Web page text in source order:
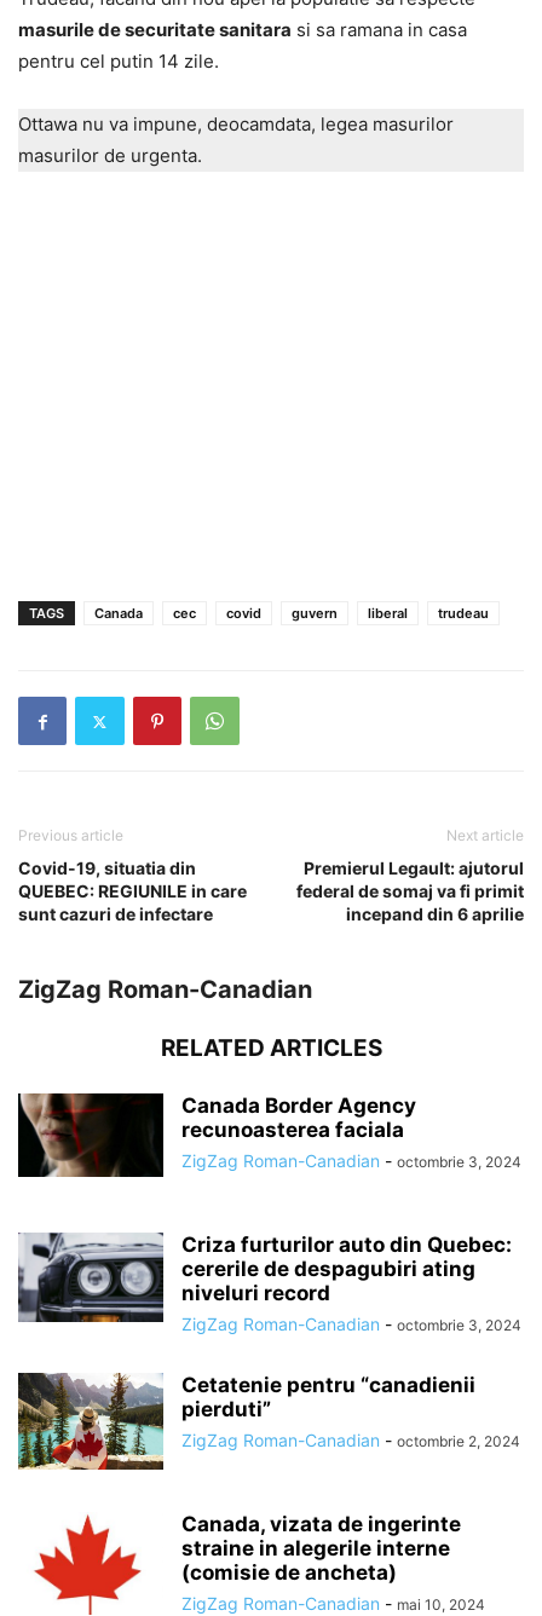
masurile de securitate sanitara si sa ramana in casa
pentru cel putin 14 zile.
Ottawa nu va impune, deocamdata, legea masurilor
masurilor de urgenta.
TAGS Canada cec covid guvern liberal trudeau
Previous article
Covid-19, situatia din
QUEBEC: REGIUNILE in care
sunt cazuri de infectare
Next article
Premierul Legault: ajutorul
federal de somaj va fi primit
incepand din 6 aprilie
ZigZag Roman-Canadian
RELATED ARTICLES
Canada Border Agency
recunoasterea faciala
ZigZag Roman-Canadian - octombrie 3, 2024
Criza furturilor auto din Quebec:
cererile de despagubiri ating
niveluri record
ZigZag Roman-Canadian - octombrie 3, 2024
Cetatenie pentru “canadienii
pierduti”
ZigZag Roman-Canadian - octombrie 2, 2024
Canada, vizata de ingerinte
straine in alegerile interne
(comisie de ancheta)
ZigZag Roman-Canadian - mai 10, 2024